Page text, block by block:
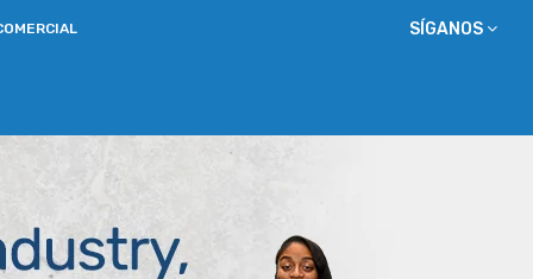
SÍGANOS